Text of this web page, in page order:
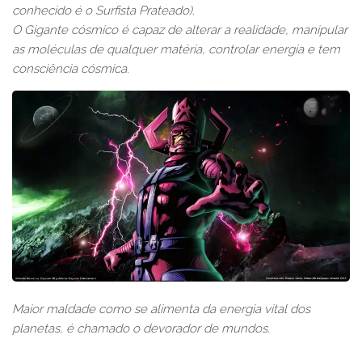
conhecido é o Surfista Prateado).
O Gigante cósmico é capaz de alterar a realidade, manipular
as moléculas de qualquer matéria, controlar energia e tem
consciência cósmica.
Maior maldade como se alimenta da energia vital dos
planetas, é chamado o devorador de mundos.